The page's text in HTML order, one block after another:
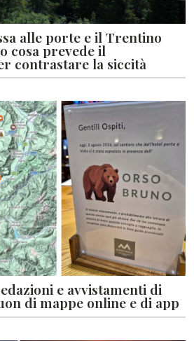
alle porte e il Trentino
cosa prevede il
contrastare la siccità
e avvistamenti di
di mappe online e di app